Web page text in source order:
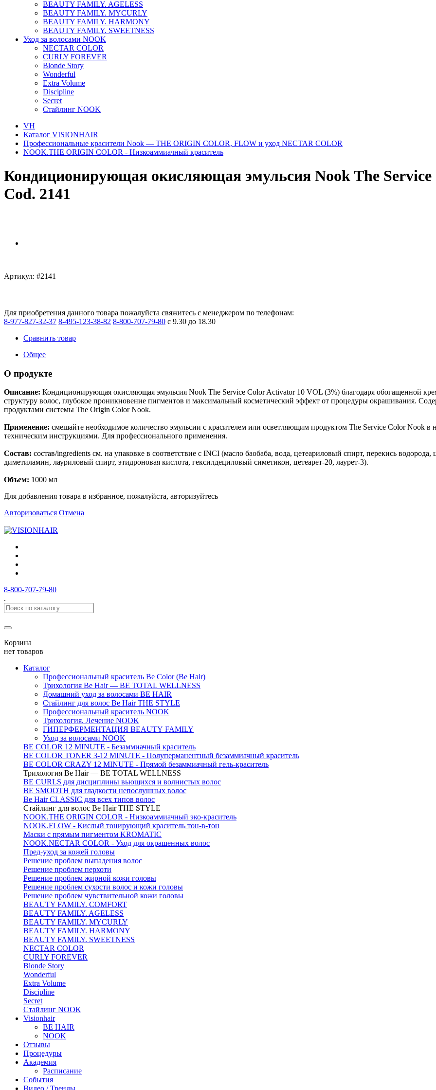
BEAUTY FAMILY. AGELESS
BEAUTY FAMILY. MYCURLY
BEAUTY FAMILY. HARMONY
BEAUTY FAMILY. SWEETNESS
Уход за волосами NOOK
NECTAR COLOR
CURLY FOREVER
Blonde Story
Wonderful
Extra Volume
Discipline
Secret
Стайлинг NOOK
VH
Каталог VISIONHAIR
Профессиональные красители Nook — THE ORIGIN COLOR, FLOW и уход NECTAR COLOR
NOOK.THE ORIGIN COLOR - Низкоаммиачный краситель
Кондиционирующая окисляющая эмульсия Nook The
Cod. 2141
Артикул: #2141
Для приобретения данного товара пожалуйста свяжитесь с менеджером по телефонам:
8-977-827-32-37 8-495-123-38-82 8-800-707-79-80 с 9.30 до 18.30
Сравнить товар
Общее
О продукте
Описание: Кондиционирующая окисляющая эмульсия Nook The Service Color Activator 10 VOL (3%) благодаря обогащенной
структуру волос, глубокое проникновение пигментов и максимальный косметический эффект от процедуры окрашивания.
продуктами системы The Origin Color Nook.
Применение: смешайте необходимое количество эмульсии с красителем или осветляющим продуктом The Service Color Nook в
техническим инструкциями. Для профессионального применения.
Состав: состав/ingredients см. на упаковке в соответствие с INCI (масло баобаба, вода, цетеариловый спирт, перекись
диметиламин, лауриловый спирт, этидроновая кислота, гексилдециловый симетикон, цетеарет-20, лаурет-3).
Объем: 1000 мл
Для добавления товара в избранное, пожалуйста, авторизуйтесь
Авторизоваться Отмена
8-800-707-79-80
.
Корзина
нет товаров
Каталог
Профессиональный краситель Be Color (Be Hair)
Трихология Be Hair — BE TOTAL WELLNESS
Домашний уход за волосами BE HAIR
Стайлинг для волос Be Hair THE STYLE
Профессиональный краситель NOOK
Трихология. Лечение NOOK
ГИПЕРФЕРМЕНТАЦИЯ BEAUTY FAMILY
Уход за волосами NOOK
BE COLOR 12 MINUTE - Безаммиачный краситель
BE COLOR TONER 3-12 MINUTE - Полуперманентный безаммиачный краситель
BE COLOR CRAZY 12 MINUTE - Прямой безаммиачный гель-краситель
Трихология Be Hair — BE TOTAL WELLNESS
BE CURLS для дисциплины вьющихся и волнистых волос
BE SMOOTH для гладкости непослушных волос
Be Hair CLASSIC для всех типов волос
Стайлинг для волос Be Hair THE STYLE
NOOK.THE ORIGIN COLOR - Низкоаммиачный эко-краситель
NOOK.FLOW - Кислый тонирующий краситель тон-в-тон
Маски с прямым пигментом KROMATIC
NOOK.NECTAR COLOR - Уход для окрашенных волос
Пред-уход за кожей головы
Решение проблем выпадения волос
Решение проблем перхоти
Решение проблем жирной кожи головы
Решение проблем сухости волос и кожи головы
Решение проблем чувствительной кожи головы
BEAUTY FAMILY. COMFORT
BEAUTY FAMILY. AGELESS
BEAUTY FAMILY. MYCURLY
BEAUTY FAMILY. HARMONY
BEAUTY FAMILY. SWEETNESS
NECTAR COLOR
CURLY FOREVER
Blonde Story
Wonderful
Extra Volume
Discipline
Secret
Стайлинг NOOK
Visionhair
BE HAIR
NOOK
Отзывы
Процедуры
Академия
Расписание
События